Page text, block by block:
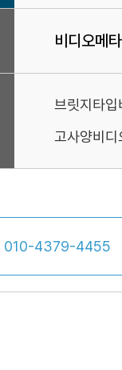
비디오메
브릿지타
고사양비
010-4379-4455